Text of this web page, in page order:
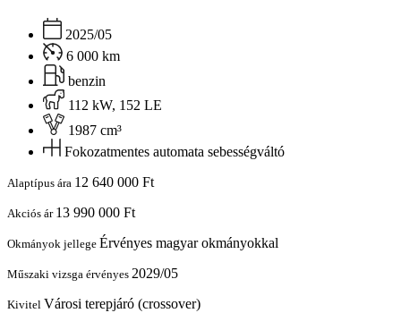
2025/05
6 000 km
benzin
112 kW, 152 LE
1987 cm³
Fokozatmentes automata sebességváltó
Alaptípus ára 12 640 000 Ft
Akciós ár 13 990 000 Ft
Okmányok jellege Érvényes magyar okmányokkal
Műszaki vizsga érvényes 2029/05
Kivitel Városi terepjáró (crossover)